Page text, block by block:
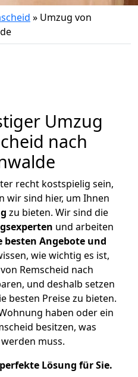
» Umzug von
Umzug
nach
recht kostspielig sein,
wir sind hier, um Ihnen
zu bieten. Wir sind die
und arbeiten
besten Angebote und
wie wichtig es ist,
Remscheid nach
und deshalb setzen
besten Preise zu bieten.
haben oder ein
besitzen, was
muss.
Lösung für Sie.